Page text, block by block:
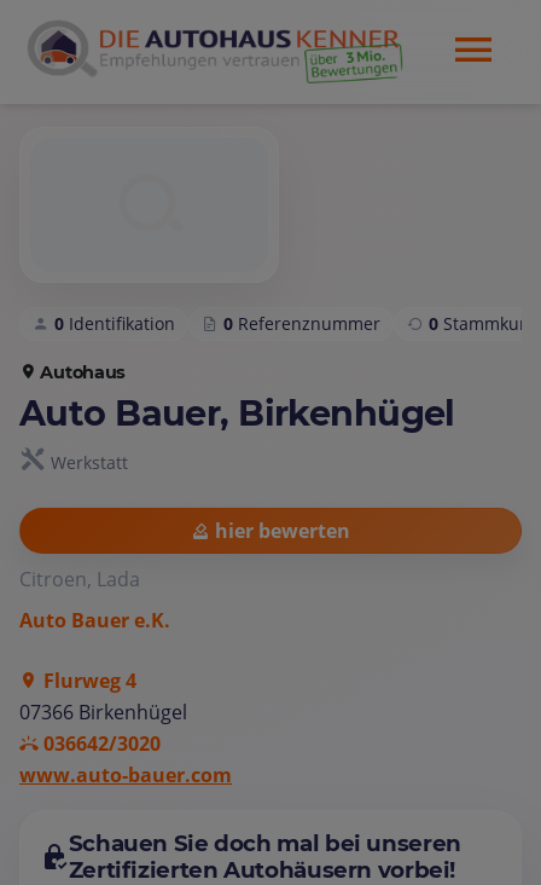
0 Identifikation 0 Referenznummer 0
Autohaus
Auto Bauer, Birkenhügel
Werkstatt
hier bewerten
Citroen, Lada
Auto Bauer e.K.
Flurweg 4
07366 Birkenhügel
036642/3020
www.auto-bauer.com
Schauen Sie doch mal bei unseren
Zertifizierten Autohäusern vorbei!